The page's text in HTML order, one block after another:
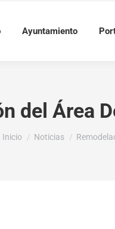
Ayuntamiento
del Área
Estás aquí:
Inicio Noticias